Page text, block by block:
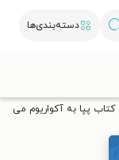
دسته‌بندی‌ها
کتاب پپا به آکواریوم می